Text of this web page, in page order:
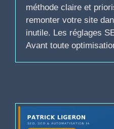
méthode claire et
remonter votre site
inutile. Les réglages
Avant toute